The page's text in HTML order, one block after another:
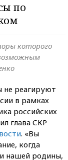
по
которого
не реагируют
в рамках
российских
глава СКР
. «Вы
когда
нашей родины,